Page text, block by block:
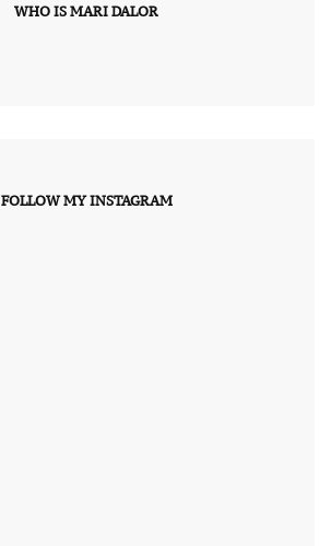
WHO IS MARI DALOR
FOLLOW MY INSTAGRAM